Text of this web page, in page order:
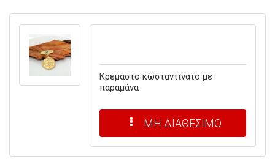
Κρεμαστό κωσταντινάτο με
παραμάνα
ΜΗ ΔΙΑΘΕΣΙΜΟ